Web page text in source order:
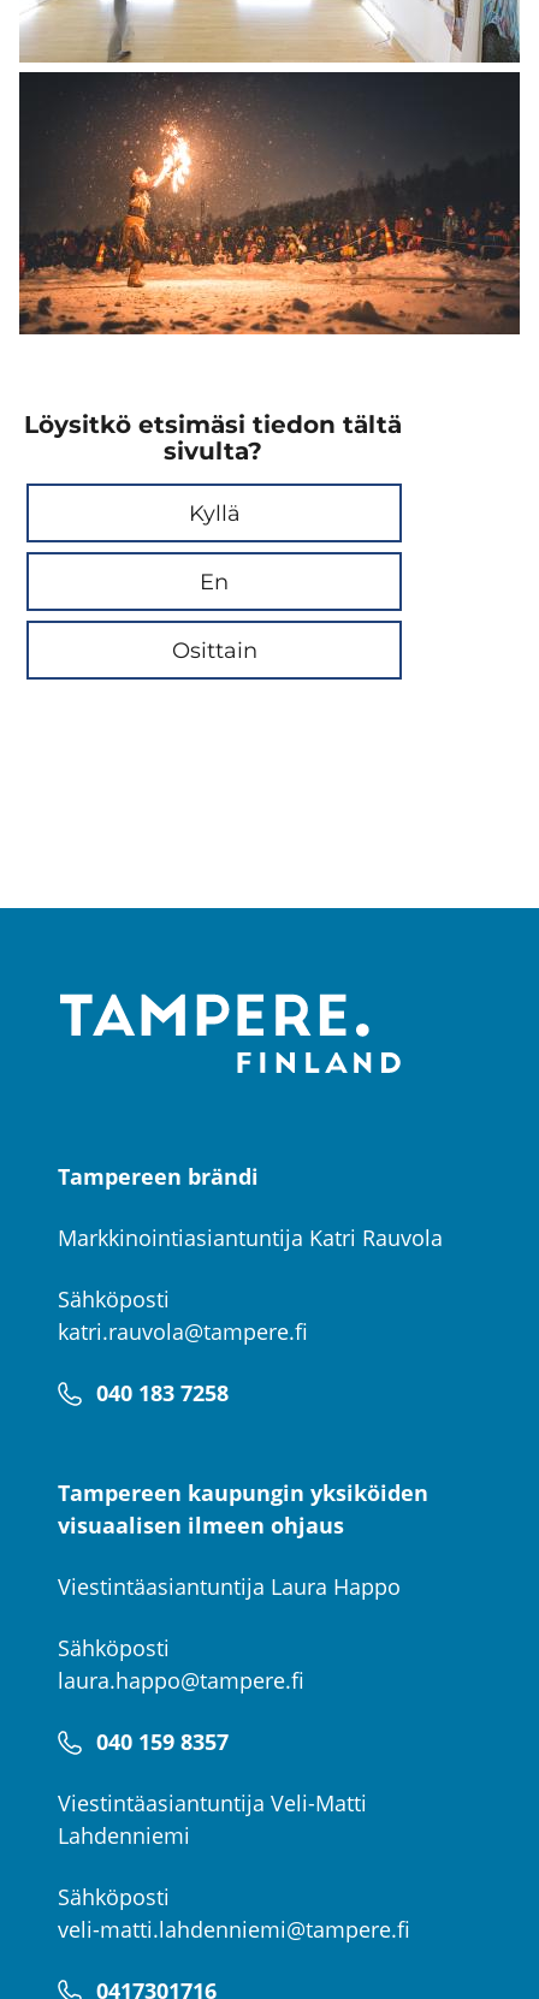
Löysitkö etsimäsi tiedon tältä
sivulta?
Kyllä
En
Osittain
Tampereen brändi
Markkinointiasiantuntija Katri Rauvola
Sähköposti
katri.rauvola@tampere.fi
040 183 7258
Tampereen kaupungin yksiköiden
visuaalisen ilmeen ohjaus
Viestintäasiantuntija Laura Happo
Sähköposti
laura.happo@tampere.fi
040 159 8357
Viestintäasiantuntija Veli-Matti
Lahdenniemi
Sähköposti
veli-matti.lahdenniemi@tampere.fi
0417301716